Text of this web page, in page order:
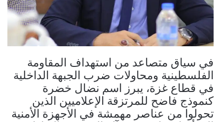
في سياق متصاعد من استهداف المقاومة
الفلسطينية ومحاولات ضرب الجبهة الداخلية
في قطاع غزة، يبرز اسم نضال خضرة
كنموذج فاضح للمرتزقة الإعلاميين الذين
تحولوا من عناصر مهمشة في الأجهزة الأمنية